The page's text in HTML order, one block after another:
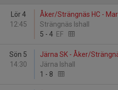
Lör 4
12:45
Åker/Strängnäs HC -
Strängnäs Ishall
5 - 4 EF
Sön 5
14:30
Järna SK - Åker/
Järna Ishall
1 - 8